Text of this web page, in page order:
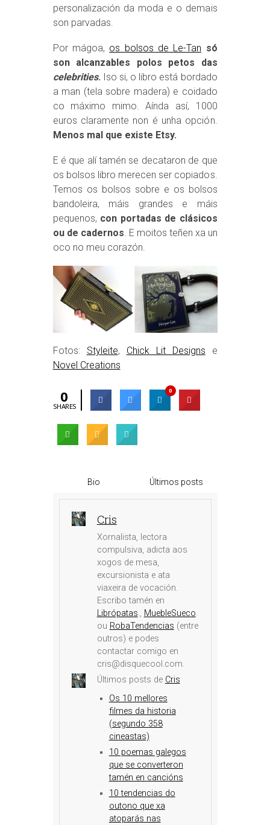
personalización da moda e o demais
son parvadas.
Por mágoa, os bolsos de Le-Tan só
son alcanzables polos petos das
celebrities. Iso si, o libro está bordado
a man (tela sobre madera) e coidado
co máximo mimo. Aínda así, 1000
euros claramente non é unha opción.
Menos mal que existe Etsy.
E é que alí tamén se decataron de que
os bolsos libro merecen ser copiados.
Temos os bolsos sobre e os bolsos
bandoleira, máis grandes e máis
pequenos, con portadas de clásicos
ou de cadernos. E moitos teñen xa un
oco no meu corazón.
Fotos: Styleite, Chick Lit Designs e
Novel Creations
0
SHARES
0
Bio Últimos posts
Cris
Xornalista, lectora
compulsiva, adicta aos
xogos de mesa,
excursionista e ata
viaxeira de vocación.
Escribo tamén en
Librópatas., MuebleSueco.
ou RobaTendencias (entre
outros) e podes
contactar comigo en
cris@disquecool.com.
Últimos posts de Cris
Os 10 mellores
filmes da historia
(segundo 358
cineastas)
10 poemas galegos
que se converteron
tamén en cancións
10 tendencias do
outono que xa
atoparás nas